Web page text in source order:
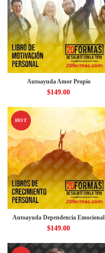
Autoayuda Amor Propio
$149.00
HOT
Autoayuda Dependencia Emocional
$149.00